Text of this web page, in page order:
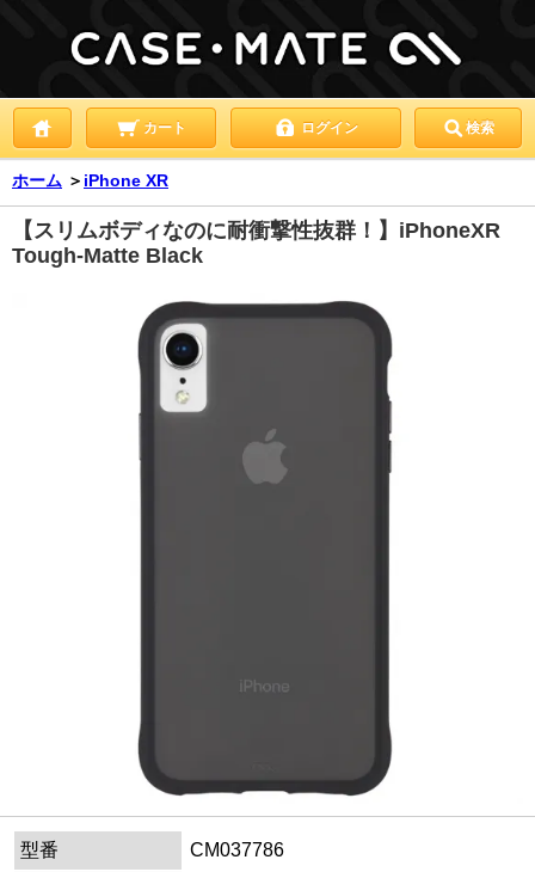
カート ログイン 検索
ホーム ＞ iPhone XR
【スリムボディなのに耐衝撃性抜群！】iPhoneXR
Tough-Matte Black
型番
CM037786